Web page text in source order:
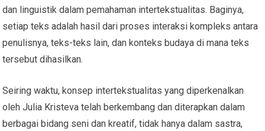
dan linguistik dalam pemahaman intertekstualitas. Baginya,
setiap teks adalah hasil dari proses interaksi kompleks antara
penulisnya, teks-teks lain, dan konteks budaya di mana teks
tersebut dihasilkan.
Seiring waktu, konsep intertekstualitas yang diperkenalkan
oleh Julia Kristeva telah berkembang dan diterapkan dalam
berbagai bidang seni dan kreatif, tidak hanya dalam sastra,